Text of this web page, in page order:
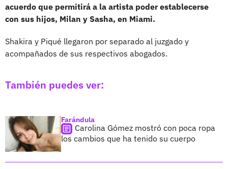
acuerdo que permitirá a la artista poder establecerse
con sus hijos, Milan y Sasha, en Miami.
Shakira y Piqué llegaron por separado al juzgado y
acompañados de sus respectivos abogados.
También puedes ver:
Farándula
Carolina Gómez mostró con poca ropa
los cambios que ha tenido su cuerpo